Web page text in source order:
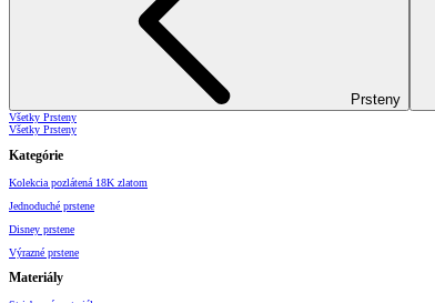
Prsteny
Všetky Prsteny
Všetky Prsteny
Kategórie
Kolekcia pozlátená 18K zlatom
Jednoduché prstene
Disney prstene
Výrazné prstene
Materiály